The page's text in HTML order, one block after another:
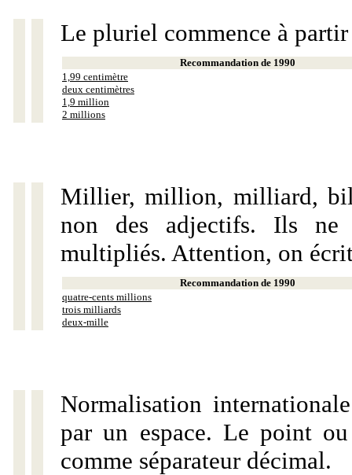
Le pluriel commence à
Recommandation de 1990
1,99 centimètre
deux centimètres
1,9 million
2 millions
Millier, million, milliard,
non des adjectifs. Ils ne
multipliés. Attention, on
Recommandation de 1990
quatre-cents millions
trois milliards
deux-mille
Normalisation
par un espace. Le point
comme séparateur décimal.